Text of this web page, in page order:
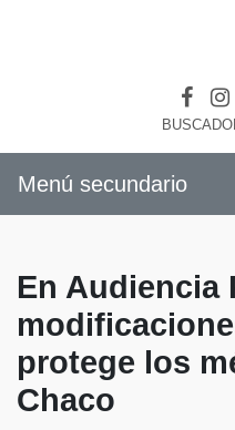
Menú secundario
En Audiencia
protege los
Chaco